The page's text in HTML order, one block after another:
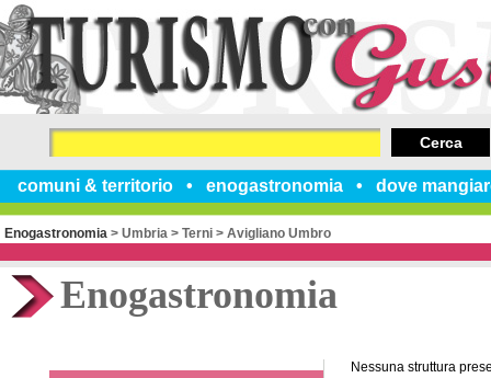
comuni & territorio enogastronomia dove
Cerca
Enogastronomia > Umbria > Terni > Avigliano Umbro
Enogastronomia
Nessuna struttura